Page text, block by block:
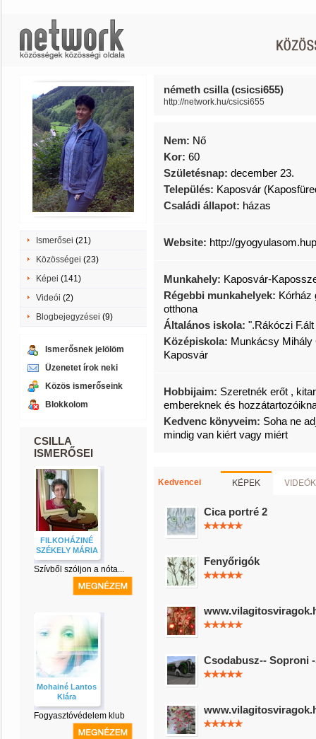
Ismerősei (21)
Közösségei (23)
Képei (141)
Videói (2)
Blogbejegyzései (9)
Ismerősnek jelölöm
Üzenetet írok neki
Közös ismerőseink
Blokkolom
CSILLA
ISMERŐSEI
FILKOHÁZINÉ
SZÉKELY MÁRIA
Szívből szóljon a nóta...
Mohainé Lantos
Klára
Fogyasztóvédelem klub
németh csilla (csicsi655)
http://network.hu/csicsi655
Nem: Nő
Kor: 60
Születésnap: december 23.
Település: Kaposvár
Családi állapot: házas
Website: http://
Munkahely: Kaposvár-
Régebbi munkahelyek: Kórház
otthona
Általános iskola: ".Rákóczi
Középiskola: Munkácsy
Kaposvár
Hobbijaim: Szeretnék erőt ,
embereknek és
Kedvenc könyveim: Soha ne
mindig van kiért vagy miért
Kedvencei KÉPEK VIDEÓK
Cica portré 2
Fenyőrigók
Csodabusz-- Soproni